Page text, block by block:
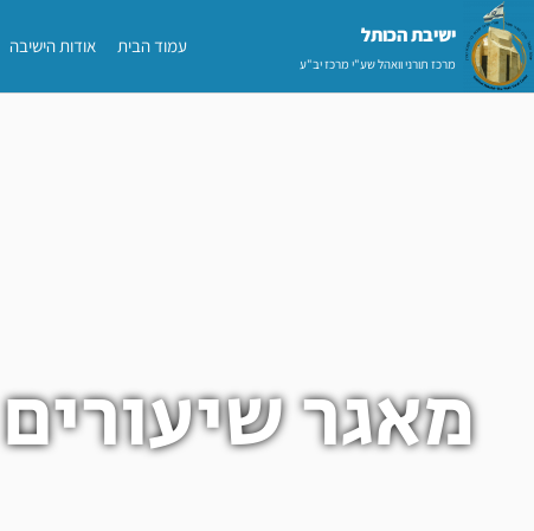
דילוג
לתוכן
ישיבת הכותל​
מרכז תורני וואהל שע"י מרכז יב"ע
עמוד הבית אודות הישיבה
מאגר שיעורים